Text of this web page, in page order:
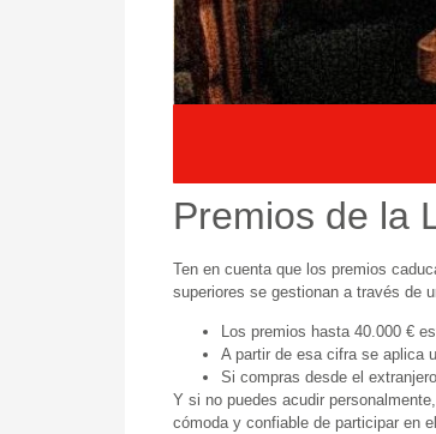
Premios de la
Ten en cuenta que los premios
superiores se gestionan a través de
Los premios hasta 40.000 €
A partir de esa cifra se aplica
Si compras desde el
Y si no puedes acudir
cómoda y confiable de participar en